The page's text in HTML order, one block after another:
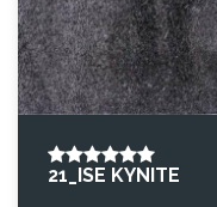
21_ISE KYNITE